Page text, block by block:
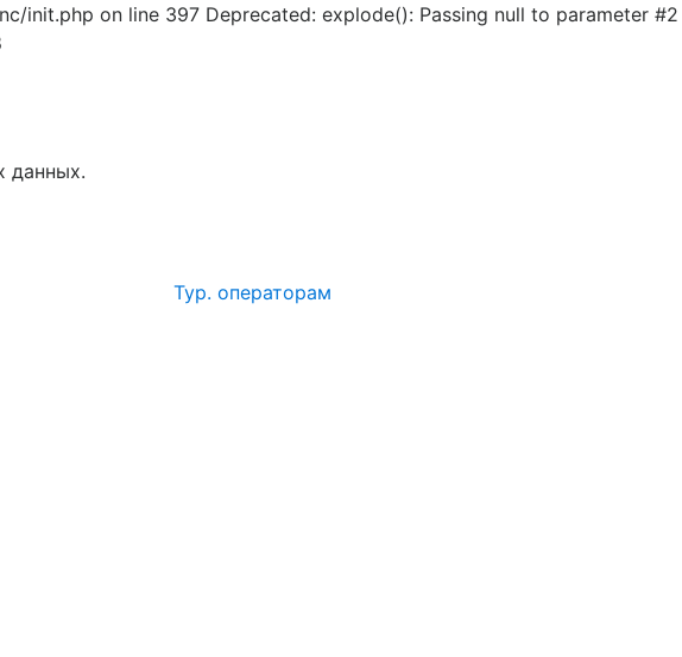
init.php on line 397 Deprecated: explode(): Passing null to parameter #2
данных.
Тур. операторам